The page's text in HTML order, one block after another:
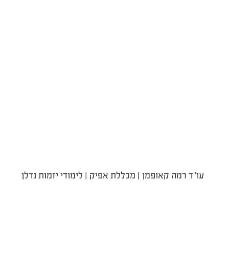
עו”ד רמה קאופמן | מכללת אפיק | לימודי יזמות נדלן